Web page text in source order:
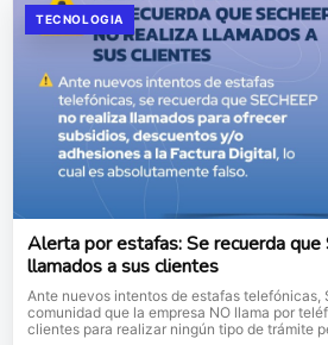
TECNOLOGIA
Alerta por estafas: Se recuerda que
llamados a sus clientes
Ante nuevos intentos de estafas telefónicas,
comunidad que la empresa NO llama por
clientes para realizar ningún tipo de trámite